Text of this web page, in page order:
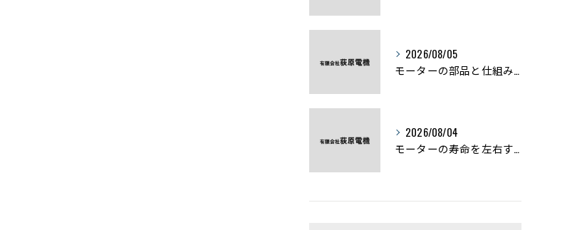
2026/08/05
モーターの部品と仕組みを図解で学ぶ基礎知識まとめ
2026/08/04
モーターの寿命を左右する劣化症状と用途別の交換時期を徹底解説